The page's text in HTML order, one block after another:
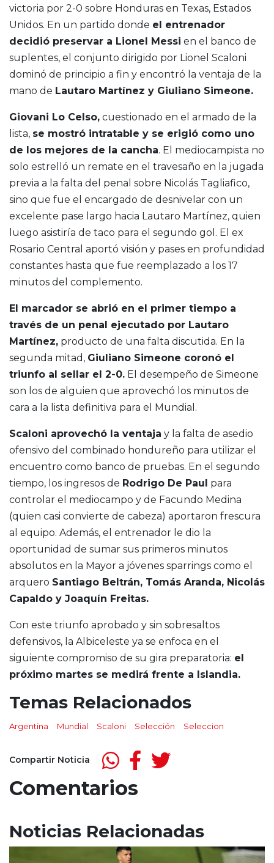
victoria por 2-0 sobre Honduras en Texas, Estados
Unidos. En un partido donde el entrenador
decidió preservar a Lionel Messi en el banco de
suplentes, el conjunto dirigido por Lionel Scaloni
dominó de principio a fin y encontró la ventaja de la
mano de Lautaro Martínez y Giuliano Simeone.
Giovani Lo Celso, cuestionado en el armado de la
lista, se mostró intratable y se erigió como uno
de los mejores de la cancha. El mediocampista no
solo estrelló un remate en el travesaño en la jugada
previa a la falta del penal sobre Nicolás Tagliafico,
sino que fue el encargado de desnivelar con un
excelente pase largo hacia Lautaro Martínez, quien
luego asistiría de taco para el segundo gol. El ex
Rosario Central aportó visión y pases en profundidad
constantes hasta que fue reemplazado a los 17
minutos del complemento.
El marcador se abrió en el primer tiempo a
través de un penal ejecutado por Lautaro
Martínez, producto de una falta discutida. En la
segunda mitad, Giuliano Simeone coronó el
triunfo al sellar el 2-0. El desempeño de Simeone
son los de alguien que aprovechó los minutos de
cara a la lista definitiva para el Mundial.
Scaloni aprovechó la ventaja y la falta de asedio
ofensivo del combinado hondureño para utilizar el
encuentro como banco de pruebas. En el segundo
tiempo, los ingresos de Rodrigo De Paul para
controlar el mediocampo y de Facundo Medina
(quien casi convierte de cabeza) aportaron frescura
al equipo. Además, el entrenador le dio la
oportunidad de sumar sus primeros minutos
absolutos en la Mayor a jóvenes sparrings como el
arquero Santiago Beltrán, Tomás Aranda, Nicolás
Capaldo y Joaquín Freitas.
Con este triunfo aprobado y sin sobresaltos
defensivos, la Albiceleste ya se enfoca en el
siguiente compromiso de su gira preparatoria: el
próximo martes se medirá frente a Islandia.
Temas Relacionados
Argentina Mundial Scaloni Selección Seleccion
Compartir Noticia
Comentarios
Noticias Relacionadas